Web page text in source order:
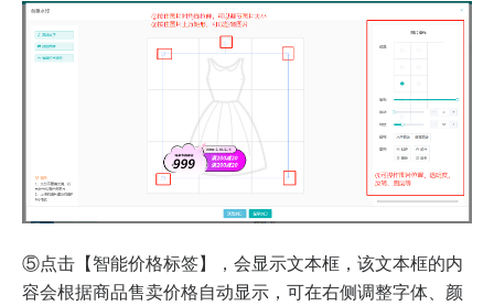
⑤点击【智能价格标签】，会显示文本框，该文本框的内
容会根据商品售卖价格自动显示，可在右侧调整字体、颜